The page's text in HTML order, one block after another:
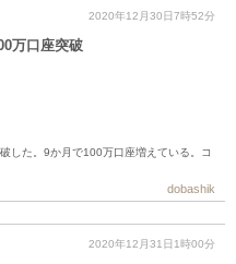
2020年12月30日7時52分
万口座突破
した。9か月で100万口座増えている。コ
dobashik
2020年12月31日1時00分